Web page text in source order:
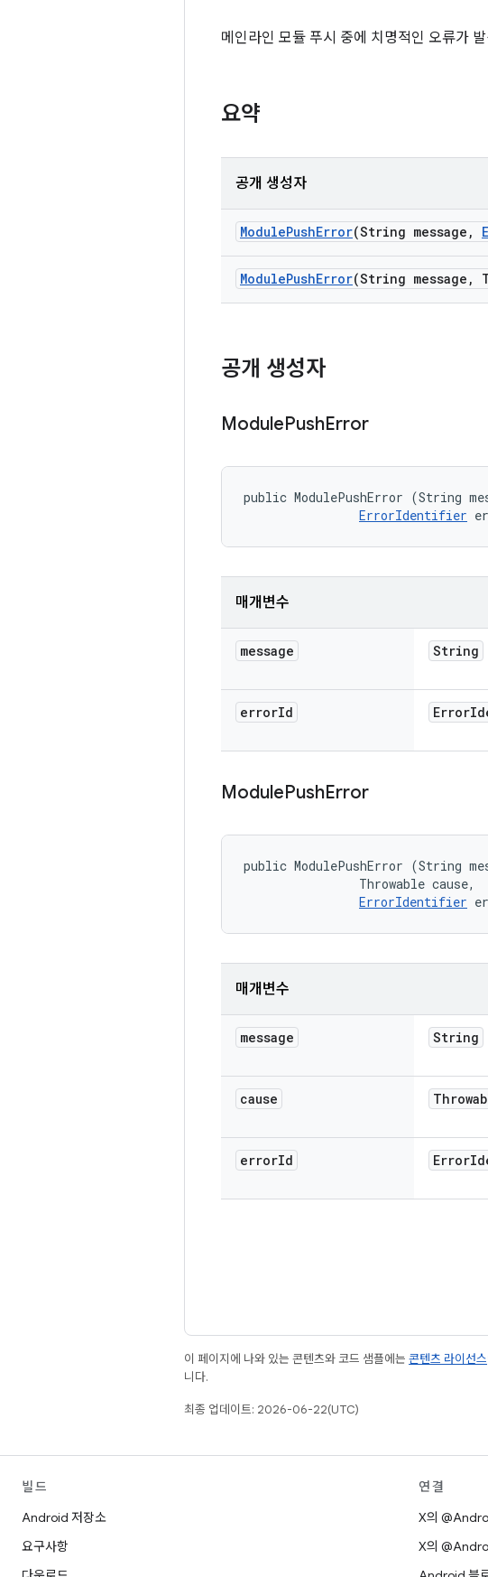
메인라인 모듈 푸시 중에 치명적인 오류가
요약
공개 생성자
ModulePushError(String message ,
ModulePushError(String message ,
공개 생성자
ModulePushError
public ModulePushError (String
ErrorIdentifier
매개변수
message String
errorId Error
ModulePushError
public ModulePushError (String
                Throwable cause,
ErrorIdentifier
매개변수
message String
cause
errorId Error
이 페이지에 나와 있는 콘텐츠와 코드 샘플에는 콘텐츠 라이선스
니다.
최종 업데이트: 2026-06-22(UTC)
빌드
Android 저장소
요구사항
연결
X의
X의